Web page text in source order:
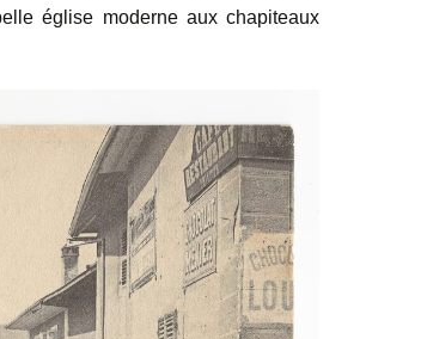
église moderne aux chapiteaux